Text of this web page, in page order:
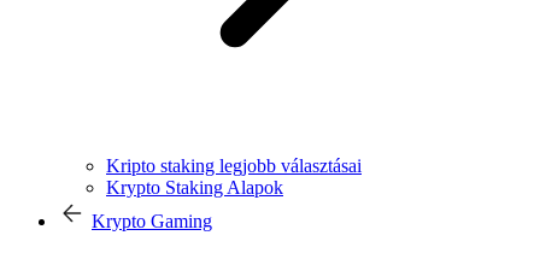
Kripto staking legjobb választásai
Krypto Staking Alapok
Krypto Gaming